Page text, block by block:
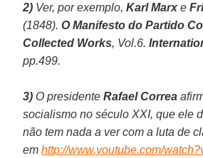
2) Ver, por exemplo,Karl Marx e
(1848).O Manifesto do Partido
Collected Works, Vol.6.
pp.499.
3) O presidenteRafael Correa
socialismo no século XXI, que ele
não tem nada a ver com a luta de
emhttp://www.youtube.com/